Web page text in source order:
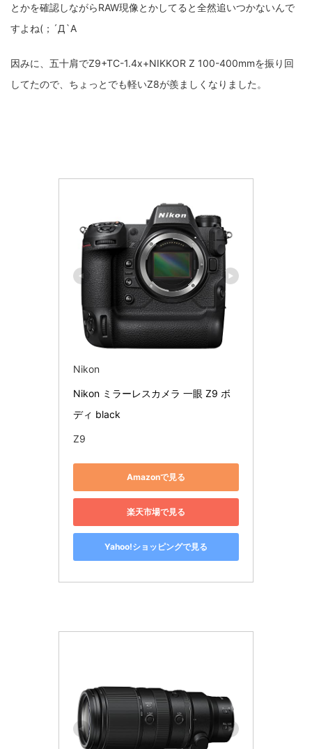
とかを確認しながらRAW現像とかしてると全然追いつかないんで
すよね(；´Д`A
因みに、五十肩でZ9+TC-1.4x+NIKKOR Z 100-400mmを振り回
してたので、ちょっとでも軽いZ8が羨ましくなりました。
Nikon
Nikon ミラーレスカメラ 一眼 Z9 ボ
ディ black
Z9
Amazonで見る
楽天市場で見る
Yahoo!ショッピングで見る